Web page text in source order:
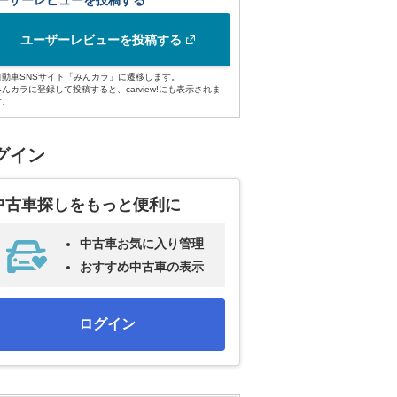
ユーザーレビューを投稿する
車SNSサイト「みんカラ」に遷移します。
んカラに登録して投稿すると、carview!にも表示されま
イン
古車探しをもっと便利に
中古車お気に入り管理
おすすめ中古車の表示
ログイン